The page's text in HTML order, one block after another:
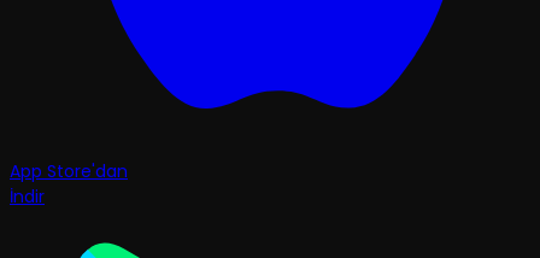
App Store'dan
İndir